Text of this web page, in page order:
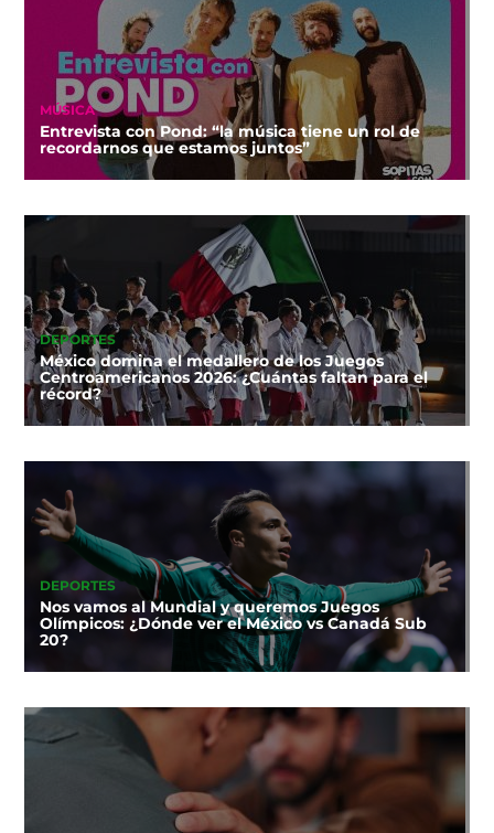
MÚSICA
Entrevista con Pond: “la música tiene un rol de
recordarnos que estamos juntos”
DEPORTES
México domina el medallero de los Juegos
Centroamericanos 2026: ¿Cuántas faltan para el
récord?
DEPORTES
Nos vamos al Mundial y queremos Juegos
Olímpicos: ¿Dónde ver el México vs Canadá Sub
20?